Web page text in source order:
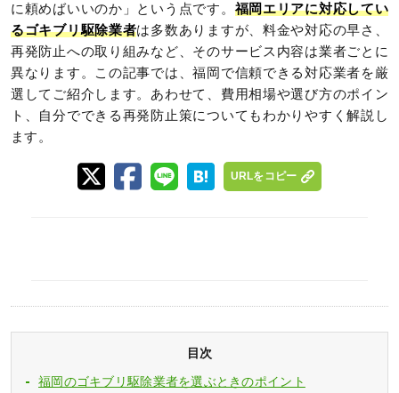
に頼めばいいのか」という点です。 福岡エリアに対応してい
るゴキブリ駆除業者は多数ありますが、料金や対応の早さ、
再発防止への取り組みなど、そのサービス内容は業者ごとに
異なります。この記事では、福岡で信頼できる対応業者を厳
選してご紹介します。あわせて、費用相場や選び方のポイン
ト、自分でできる再発防止策についてもわかりやすく解説し
ます。
URLをコピー
目次
福岡のゴキブリ駆除業者を選ぶときのポイント